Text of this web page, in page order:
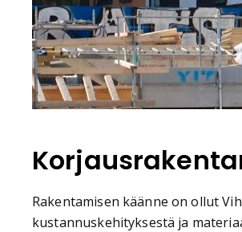
Rakentamisen käänne on ollut
kustannuskehityksestä ja